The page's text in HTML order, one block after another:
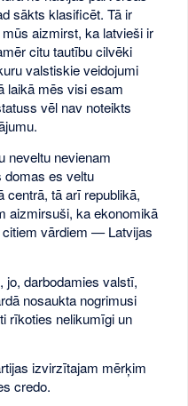
sākts klasificēt. Tā ir
aizmirst, ka latvieši ir
citu tautību cilvēki
valstiskie veidojumi
laikā mēs visi esam
vēl nav noteikts
neveltu nevienam
domas es veltu
centrā, tā arī republikā,
aizmirsuši, ka ekonomikā
vārdiem — Latvijas
jo, darbodamies valstī,
nosaukta nogrimusi
rīkoties nelikumīgi un
izvirzītajam mērķim
credo.